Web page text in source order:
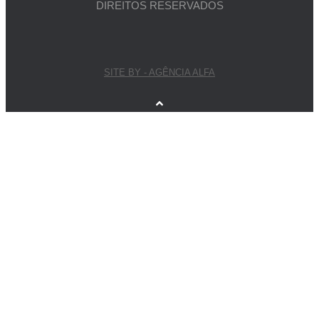
DIREITOS RESERVADOS
SITE BY - AGÊNCIA ALFA